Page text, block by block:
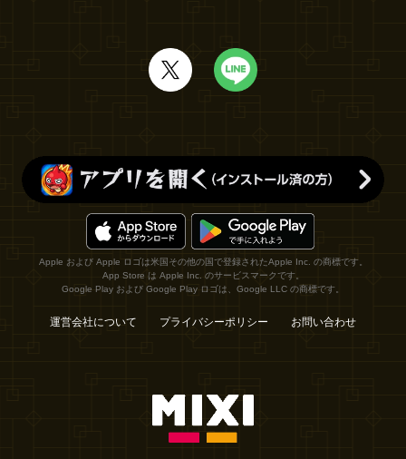
Apple および Apple ロゴは米国その他の国で登録されたApple Inc. の商標です。
App Store は Apple Inc. のサービスマークです。
Google Play および Google Play ロゴは、Google LLC の商標です。
運営会社について プライバシーポリシー お問い合わせ